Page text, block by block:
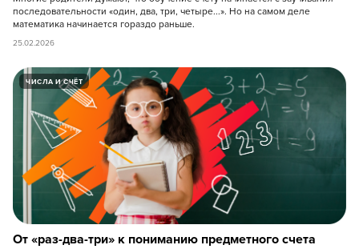
последовательности «один, два, три, четыре...». Но на самом деле
математика начинается гораздо раньше.
25.02.2026
ЧИСЛА И СЧЁТ
От «раз-два-три» к пониманию предметного счета